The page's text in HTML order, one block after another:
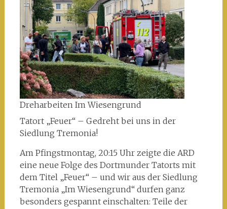
Dreharbeiten Im Wiesengrund
Tatort „Feuer“ – Gedreht bei uns in der
Siedlung Tremonia!
Am Pfingstmontag, 20:15 Uhr zeigte die ARD
eine neue Folge des Dortmunder Tatorts mit
dem Titel „Feuer“ – und wir aus der Siedlung
Tremonia „Im Wiesengrund“ durfen ganz
besonders gespannt einschalten: Teile der